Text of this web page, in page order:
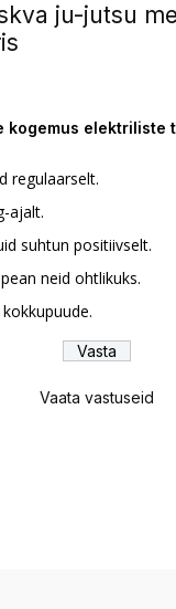
ju-jutsu
kogemus elektriliste
regulaarselt.
ajalt.
suhtun positiivselt.
neid ohtlikuks.
Vaata vastuseid